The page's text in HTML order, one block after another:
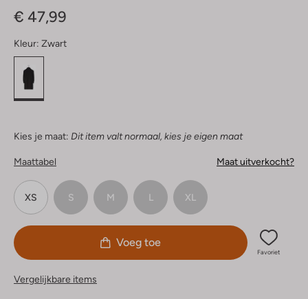
€ 47,99
Kleur: Zwart
Kies je maat: Dit item valt normaal, kies je eigen maat
Maattabel Maat uitverkocht?
XS S M L XL
Voeg toe
Favoriet
Vergelijkbare items